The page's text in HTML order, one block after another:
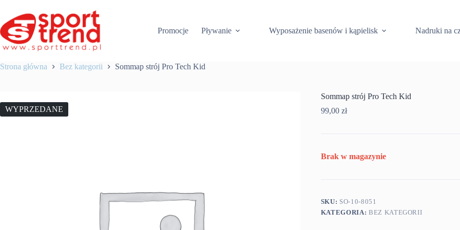
treści
Promocje
Pływanie Wyposażenie basenów i kąpielisk Nadruki na
Strona główna Bez kategorii Sommap strój Pro Tech Kid
WYPRZEDANE
Sommap strój Pro Tech Kid
99,00 zł
Brak w magazynie
SKU: SO-10-8051
KATEGORIA: BEZ KATEGORII